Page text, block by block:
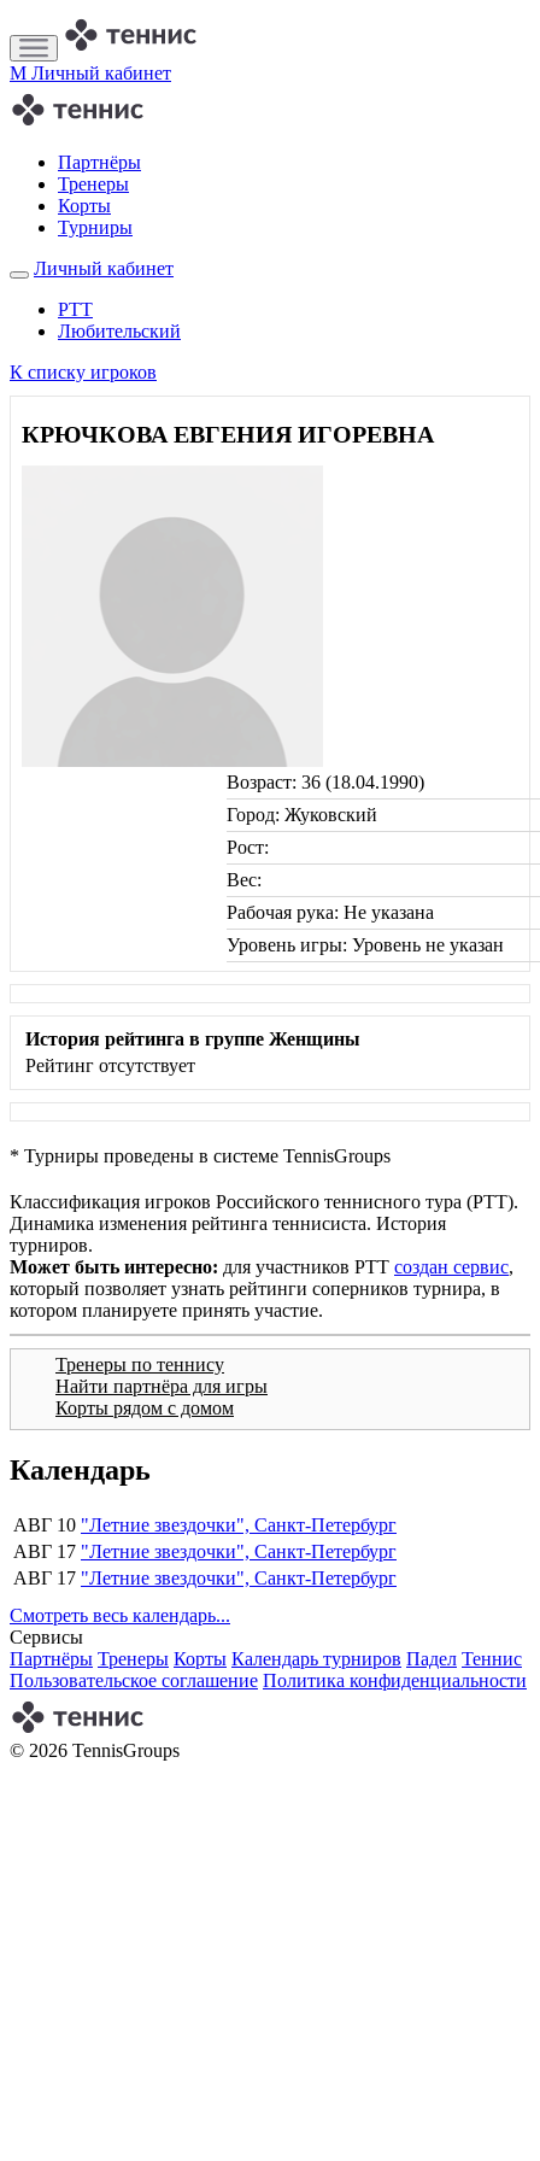
M Личный кабинет
Партнёры
Тренеры
Корты
Турниры
Личный кабинет
РТТ
Любительский
К списку игроков
КРЮЧКОВА ЕВГЕНИЯ ИГОРЕВНА
Возраст: 36 (18.04.1990)
Город: Жуковский
Рост:
Вес:
Рабочая рука: Не указана
Уровень игры: Уровень не указан
История рейтинга в группе Женщины
Рейтинг отсутствует
* Турниры проведены в системе TennisGroups
Классификация игроков Российского теннисного тура (РТТ).
Динамика изменения рейтинга теннисиста. История
турниров.
Может быть интересно: для участников РТТ создан сервис,
который позволяет узнать рейтинги соперников турнира, в
котором планируете принять участие.
Тренеры по теннису
Найти партнёра для игры
Корты рядом с домом
Календарь
АВГ 10 "Летние звездочки", Санкт-Петербург
АВГ 17 "Летние звездочки", Санкт-Петербург
АВГ 17 "Летние звездочки", Санкт-Петербург
Смотреть весь календарь...
Сервисы
Партнёры Тренеры Корты Календарь турниров Падел Теннис
Пользовательское соглашение Политика конфиденциальности
© 2026 TennisGroups